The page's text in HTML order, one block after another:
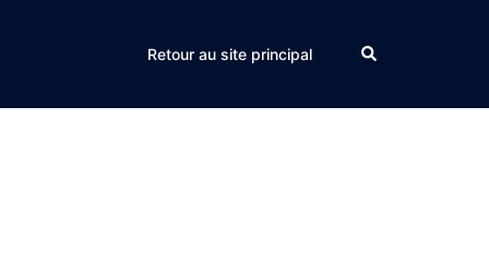
Retour au site principal Search